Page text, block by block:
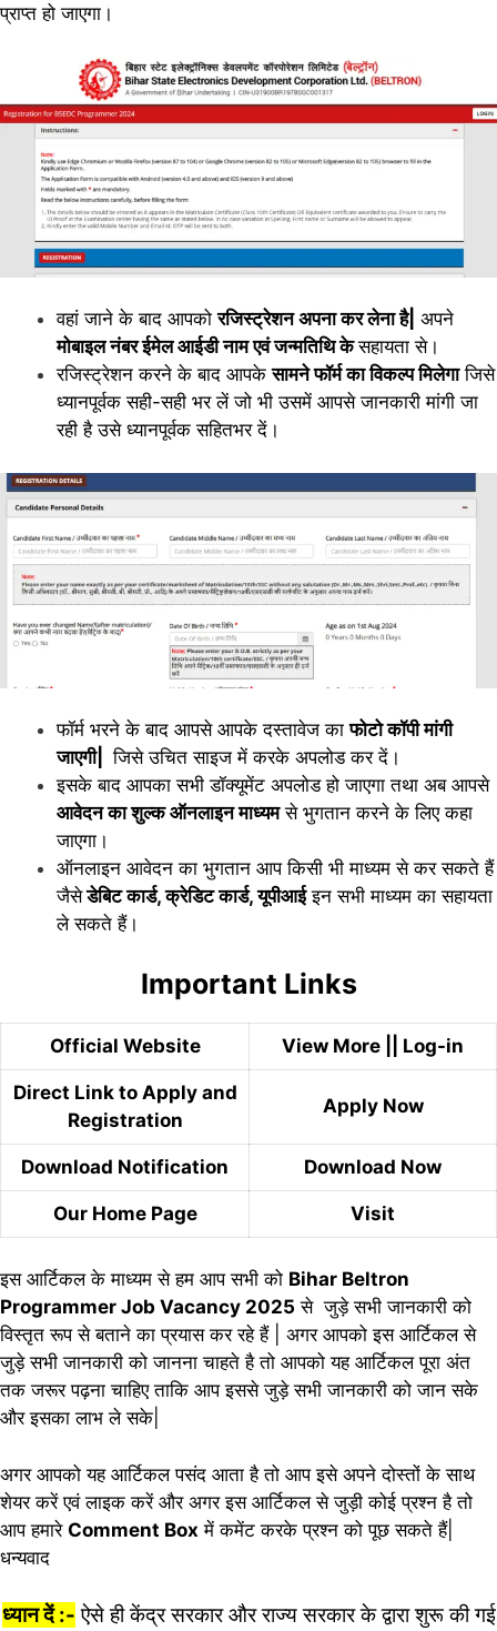
प्राप्त हो जाएगा।
वहां जाने के बाद आपकोरजिस्ट्रेशन अपना कर लेना है| अपने
मोबाइल नंबर ईमेल आईडी नाम एवं जन्मतिथि केसहायता से।
रजिस्ट्रेशन करने के बाद आपकेसामने फॉर्म का विकल्प मिलेगाजिसे
ध्यानपूर्वक सही-सही भर लें जो भी उसमें आपसे जानकारी मांगी जा
रही है उसे ध्यानपूर्वक सहितभर दें।
फॉर्म भरने के बाद आपसे आपके दस्तावेज काफोटो कॉपी मांगी
जाएगी|
जिसे उचित साइज में करके अपलोड कर दें।
इसके बाद आपका सभी डॉक्यूमेंट अपलोड हो जाएगा तथा अब आपसे
आवेदन का शुल्क ऑनलाइन माध्यमसे भुगतान करने के लिए कहा
जाएगा।
ऑनलाइन आवेदन का भुगतान आप किसी भी माध्यम से कर सकते हैं
जैसेडेबिट कार्ड, क्रेडिट कार्ड, यूपीआईइन सभी माध्यम का सहायता
ले सकते हैं।
Important Links
Official Website View More Log-in
Direct Link to Apply and
Registration
Apply Now
Download Notification Download Now
Our Home Page Visit
इस आर्टिकल के माध्यम से हम आप सभी को Bihar Beltron
Programmer Job Vacancy 2025 से जुड़े सभी जानकारी को
विस्तृत रूप से बताने का प्रयास कर रहे हैं | अगर आपको इस आर्टिकल से
जुड़े सभी जानकारी को जानना चाहते है तो आपको यह आर्टिकल पूरा अंत
तक जरूर पढ़ना चाहिए ताकि आप इससे जुड़े सभी जानकारी को जान सके
और इसका लाभ ले सके|
अगर आपको यह आर्टिकल पसंद आता है तो आप इसे अपने दोस्तों के साथ
शेयर करें एवं लाइक करें और अगर इस आर्टिकल से जुड़ी कोई प्रश्न है तो
आप हमारे Comment Box में कमेंट करके प्रश्न को पूछ सकते हैं|
धन्यवाद
ध्यान दें :- ऐसे ही केंद्र सरकार और राज्य सरकार के द्वारा शुरू की गई